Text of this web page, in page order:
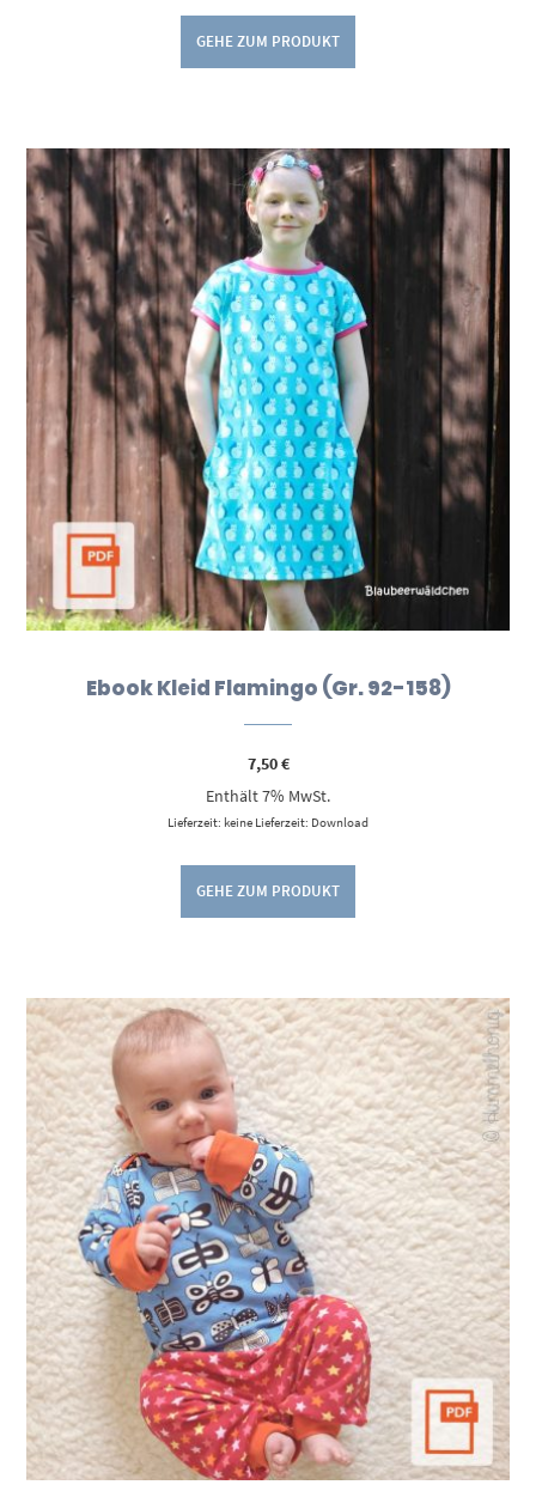
GEHE ZUM PRODUKT
Ebook Kleid Flamingo (Gr. 92-158)
7,50€
Enthält 7% MwSt.
Lieferzeit: keine Lieferzeit: Download
GEHE ZUM PRODUKT